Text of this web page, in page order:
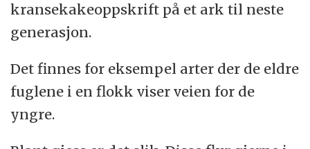
kransekakeoppskrift på et ark til neste
generasjon.
Det finnes for eksempel arter der de eldre
fuglene i en flokk viser veien for de
yngre.